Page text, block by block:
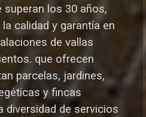
los 30 años,
calidad y garantía en
de vallas
que ofrecen
parcelas, jardines,
y fincas
diversidad de servicios